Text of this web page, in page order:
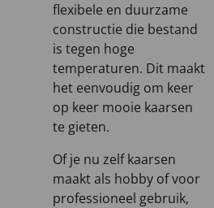
flexibele en duurzame
constructie die bestand
is tegen hoge
temperaturen. Dit maakt
het eenvoudig om keer
op keer mooie kaarsen
te gieten.
Of je nu zelf kaarsen
maakt als hobby of voor
professioneel gebruik,